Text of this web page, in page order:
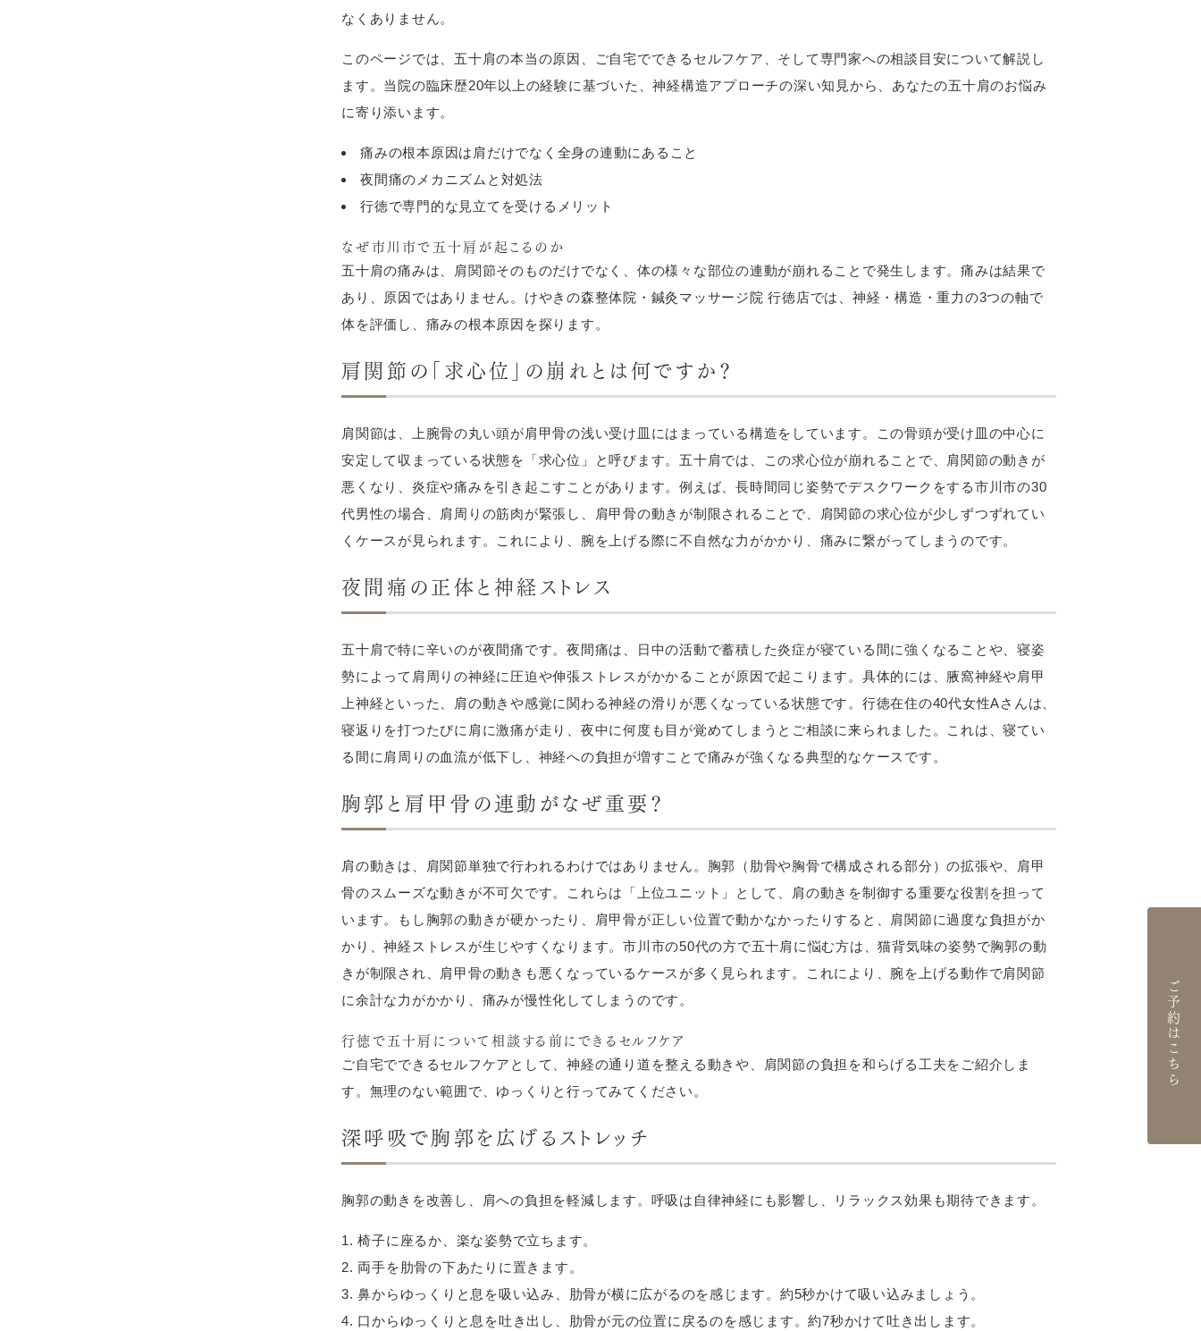
なくありません。
このページでは、五十肩の本当の原因、ご自宅でできるセルフケア、そして専門家への相談目安について解説し
ます。当院の臨床歴20年以上の経験に基づいた、神経構造アプローチの深い知見から、あなたの五十肩のお悩み
に寄り添います。
痛みの根本原因は肩だけでなく全身の連動にあること
夜間痛のメカニズムと対処法
行徳で専門的な見立てを受けるメリット
なぜ市川市で五十肩が起こるのか
五十肩の痛みは、肩関節そのものだけでなく、体の様々な部位の連動が崩れることで発生します。痛みは結果で
あり、原因ではありません。けやきの森整体院・鍼灸マッサージ院 行徳店では、神経・構造・重力の3つの軸で
体を評価し、痛みの根本原因を探ります。
肩関節の「求心位」の崩れとは何ですか？
肩関節は、上腕骨の丸い頭が肩甲骨の浅い受け皿にはまっている構造をしています。この骨頭が受け皿の中心に
安定して収まっている状態を「求心位」と呼びます。五十肩では、この求心位が崩れることで、肩関節の動きが
悪くなり、炎症や痛みを引き起こすことがあります。例えば、長時間同じ姿勢でデスクワークをする市川市の30
代男性の場合、肩周りの筋肉が緊張し、肩甲骨の動きが制限されることで、肩関節の求心位が少しずつずれてい
くケースが見られます。これにより、腕を上げる際に不自然な力がかかり、痛みに繋がってしまうのです。
夜間痛の正体と神経ストレス
五十肩で特に辛いのが夜間痛です。夜間痛は、日中の活動で蓄積した炎症が寝ている間に強くなることや、寝姿
勢によって肩周りの神経に圧迫や伸張ストレスがかかることが原因で起こります。具体的には、腋窩神経や肩甲
上神経といった、肩の動きや感覚に関わる神経の滑りが悪くなっている状態です。行徳在住の40代女性Aさんは、
寝返りを打つたびに肩に激痛が走り、夜中に何度も目が覚めてしまうとご相談に来られました。これは、寝てい
る間に肩周りの血流が低下し、神経への負担が増すことで痛みが強くなる典型的なケースです。
胸郭と肩甲骨の連動がなぜ重要？
肩の動きは、肩関節単独で行われるわけではありません。胸郭（肋骨や胸骨で構成される部分）の拡張や、肩甲
骨のスムーズな動きが不可欠です。これらは「上位ユニット」として、肩の動きを制御する重要な役割を担って
います。もし胸郭の動きが硬かったり、肩甲骨が正しい位置で動かなかったりすると、肩関節に過度な負担がか
かり、神経ストレスが生じやすくなります。市川市の50代の方で五十肩に悩む方は、猫背気味の姿勢で胸郭の動
きが制限され、肩甲骨の動きも悪くなっているケースが多く見られます。これにより、腕を上げる動作で肩関節
に余計な力がかかり、痛みが慢性化してしまうのです。
行徳で五十肩について相談する前にできるセルフケア
ご自宅でできるセルフケアとして、神経の通り道を整える動きや、肩関節の負担を和らげる工夫をご紹介しま
す。無理のない範囲で、ゆっくりと行ってみてください。
深呼吸で胸郭を広げるストレッチ
胸郭の動きを改善し、肩への負担を軽減します。呼吸は自律神経にも影響し、リラックス効果も期待できます。
椅子に座るか、楽な姿勢で立ちます。
両手を肋骨の下あたりに置きます。
鼻からゆっくりと息を吸い込み、肋骨が横に広がるのを感じます。約5秒かけて吸い込みましょう。
口からゆっくりと息を吐き出し、肋骨が元の位置に戻るのを感じます。約7秒かけて吐き出します。
ご予約はこちら